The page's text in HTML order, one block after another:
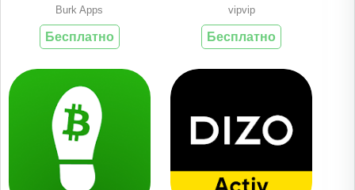
Burk Apps
Бесплатно
vipvip
Бесплатно